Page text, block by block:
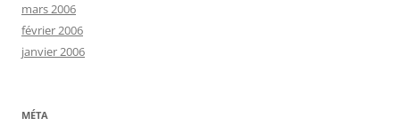
mars 2006
février 2006
janvier 2006
MÉTA